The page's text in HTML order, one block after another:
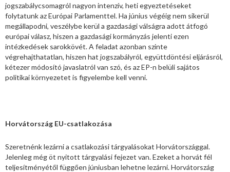
jogszabálycsomagról nagyon intenzív, heti egyeztetéseket
folytatunk az Európai Parlamenttel. Ha június végéig nem sikerül
megállapodni, veszélybe kerül a gazdasági válságra adott átfogó
európai válasz, hiszen a gazdasági kormányzás jelenti ezen
intézkedések sarokkövét. A feladat azonban szinte
végrehajthatatlan, hiszen hat jogszabályról, együttdöntési eljárásról,
kétezer módosító javaslatról van szó, és az EP-n belüli sajátos
politikai környezetet is figyelembe kell venni.
Horvátország EU-csatlakozása
Szeretnénk lezárni a csatlakozási tárgyalásokat Horvátországgal.
Jelenleg még öt nyitott tárgyalási fejezet van. Ezeket a horvát fél
teljesítményétől függően júniusban lehetne lezárni. Horvátország